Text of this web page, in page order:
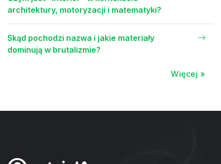
architektury, motoryzacji i matematyki?
Skąd pochodzi nazwa i jakie materiały
dominują w brutalizmie?
Więcej »